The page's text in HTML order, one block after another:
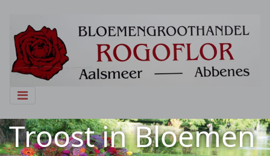
Troost in Bloemen